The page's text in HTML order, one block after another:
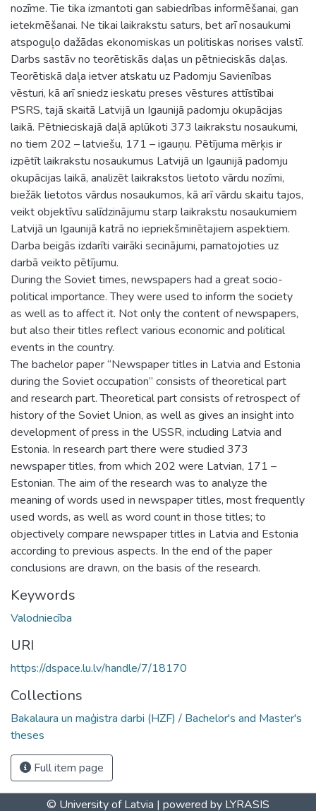
nozīme. Tie tika izmantoti gan sabiedrības informēšanai, gan
ietekmēšanai. Ne tikai laikrakstu saturs, bet arī nosaukumi
atspoguļo dažādas ekonomiskas un politiskas norises valstī.
Darbs sastāv no teorētiskās daļas un pētnieciskās daļas.
Teorētiskā daļa ietver atskatu uz Padomju Savienības
vēsturi, kā arī sniedz ieskatu preses vēstures attīstībai
PSRS, tajā skaitā Latvijā un Igaunijā padomju okupācijas
laikā. Pētnieciskajā daļā aplūkoti 373 laikrakstu nosaukumi,
no tiem 202 – latviešu, 171 – igauņu. Pētījuma mērķis ir
izpētīt laikrakstu nosaukumus Latvijā un Igaunijā padomju
okupācijas laikā, analizēt laikrakstos lietoto vārdu nozīmi,
biežāk lietotos vārdus nosaukumos, kā arī vārdu skaitu tajos,
veikt objektīvu salīdzinājumu starp laikrakstu nosaukumiem
Latvijā un Igaunijā katrā no iepriekšminētajiem aspektiem.
Darba beigās izdarīti vairāki secinājumi, pamatojoties uz
darbā veikto pētījumu.
During the Soviet times, newspapers had a great socio-
political importance. They were used to inform the society
as well as to affect it. Not only the content of newspapers,
but also their titles reflect various economic and political
events in the country.
The bachelor paper “Newspaper titles in Latvia and Estonia
during the Soviet occupation” consists of theoretical part
and research part. Theoretical part consists of retrospect of
history of the Soviet Union, as well as gives an insight into
development of press in the USSR, including Latvia and
Estonia. In research part there were studied 373
newspaper titles, from which 202 were Latvian, 171 –
Estonian. The aim of the research was to analyze the
meaning of words used in newspaper titles, most frequently
used words, as well as word count in those titles; to
objectively compare newspaper titles in Latvia and Estonia
according to previous aspects. In the end of the paper
conclusions are drawn, on the basis of the research.
Keywords
Valodniecība
URI
https://dspace.lu.lv/handle/7/18170
Collections
Bakalaura un maģistra darbi (HZF) / Bachelor's and Master's
theses
Full item page
© University of Latvia | powered by LYRASIS